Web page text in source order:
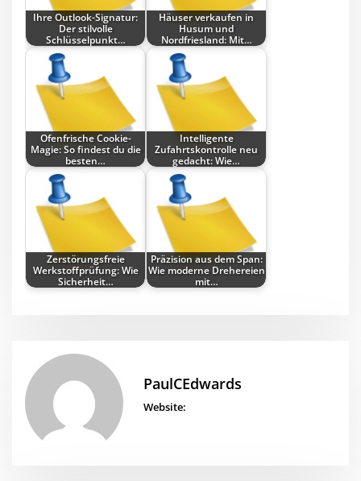
Ihre Outlook-Signatur:
Der stilvolle
Schlüsselpunkt…
Häuser verkaufen in
Husum und
Nordfriesland: Mit…
Ofenfrische Cookie-
Magie: So findest du die
besten…
Intelligente
Zufahrtskontrolle neu
gedacht: Wie…
Zerstörungsfreie
Werkstoffprüfung: Wie
Sicherheit…
Präzision aus dem Span:
Wie moderne Drehereien
mit…
PaulCEdwards
Website: